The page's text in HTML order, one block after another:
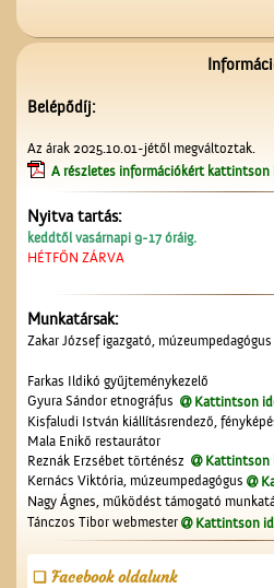
Névtábla a dr.
Belépődíj:
Az árak 2025.10.01-jétől megváltoztak.
A részletes információkért kattintson
Nyitva tartás:
keddtől vasárnapi 9-17 óráig.
HÉTFŐN ZÁRVA
Munkatársak:
Zakar József igazgató, múzeumpedagógus
Farkas Ildikó gyűjteménykezelő
Gyura Sándor etnográfus
Kattintson
Kisfaludi István kiállításrendező,
Mala Enikő restaurátor
Reznák Erzsébet történész
Kattintson
Kernács Viktória, múzeumpedagógus
Nagy Ágnes, működést támogató
Tánczos Tibor webmester
Kattintson
Facebook oldalunk